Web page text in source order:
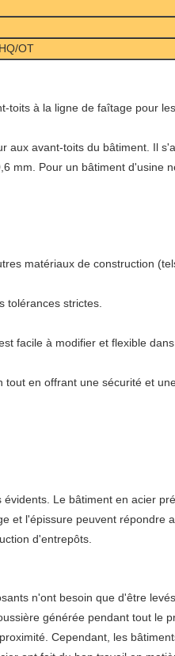
OT
toits à la ligne de faîtage pour les
aux avant-toits du bâtiment. Il
mm. Pour un bâtiment d'usine
matériaux de construction
tolérances strictes.
facile à modifier et flexible
tout en offrant une sécurité et
Le bâtiment en acier
et l'épissure peuvent répondre
d'entrepôts.
n'ont besoin que d'être
générée pendant tout le
Cependant, les